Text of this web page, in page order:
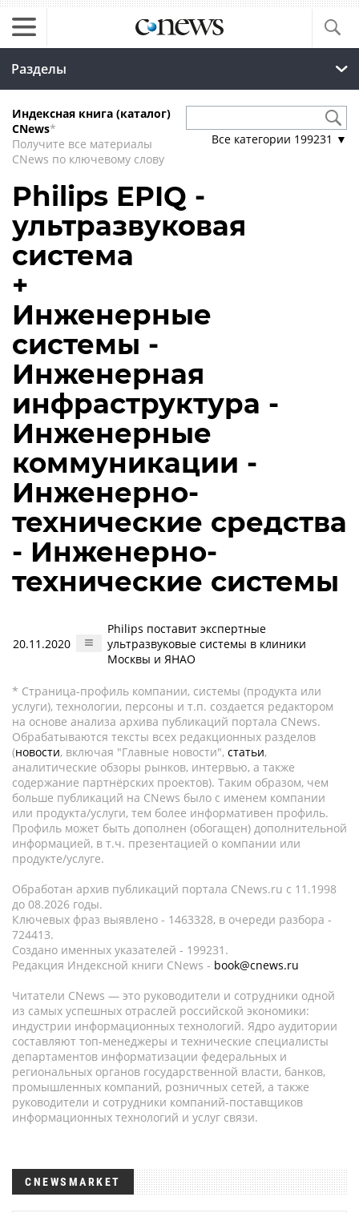
Разделы
Индексная книга (каталог)
CNews*
Получите все материалы
CNews по ключевому слову
Все категории 199231 ▼
Philips EPIQ -
ультразвуковая
система
+
Инженерные
системы -
Инженерная
инфраструктура -
Инженерные
коммуникации -
Инженерно-
технические средства
- Инженерно-
технические системы
20.11.2020
Philips поставит экспертные
ультразвуковые системы в клиники
Москвы и ЯНАО
* Страница-профиль компании, системы (продукта или
услуги), технологии, персоны и т.п. создается редактором
на основе анализа архива публикаций портала CNews.
Обрабатываются тексты всех редакционных разделов
(новости, включая "Главные новости", статьи,
аналитические обзоры рынков, интервью, а также
содержание партнёрских проектов). Таким образом, чем
больше публикаций на CNews было с именем компании
или продукта/услуги, тем более информативен профиль.
Профиль может быть дополнен (обогащен) дополнительной
информацией, в т.ч. презентацией о компании или
продукте/услуге.
Обработан архив публикаций портала CNews.ru c 11.1998
до 08.2026 годы.
Ключевых фраз выявлено - 1463328, в очереди разбора -
724413.
Создано именных указателей - 199231.
Редакция Индексной книги CNews - book@cnews.ru
Читатели CNews — это руководители и сотрудники одной
из самых успешных отраслей российской экономики:
индустрии информационных технологий. Ядро аудитории
составляют топ-менеджеры и технические специалисты
департаментов информатизации федеральных и
региональных органов государственной власти, банков,
промышленных компаний, розничных сетей, а также
руководители и сотрудники компаний-поставщиков
информационных технологий и услуг связи.
CNEWSMARKET